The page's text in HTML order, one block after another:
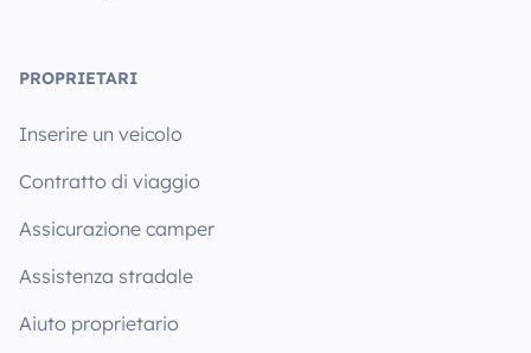
PROPRIETARI
Inserire un veicolo
Contratto di viaggio
Assicurazione camper
Assistenza stradale
Aiuto proprietario